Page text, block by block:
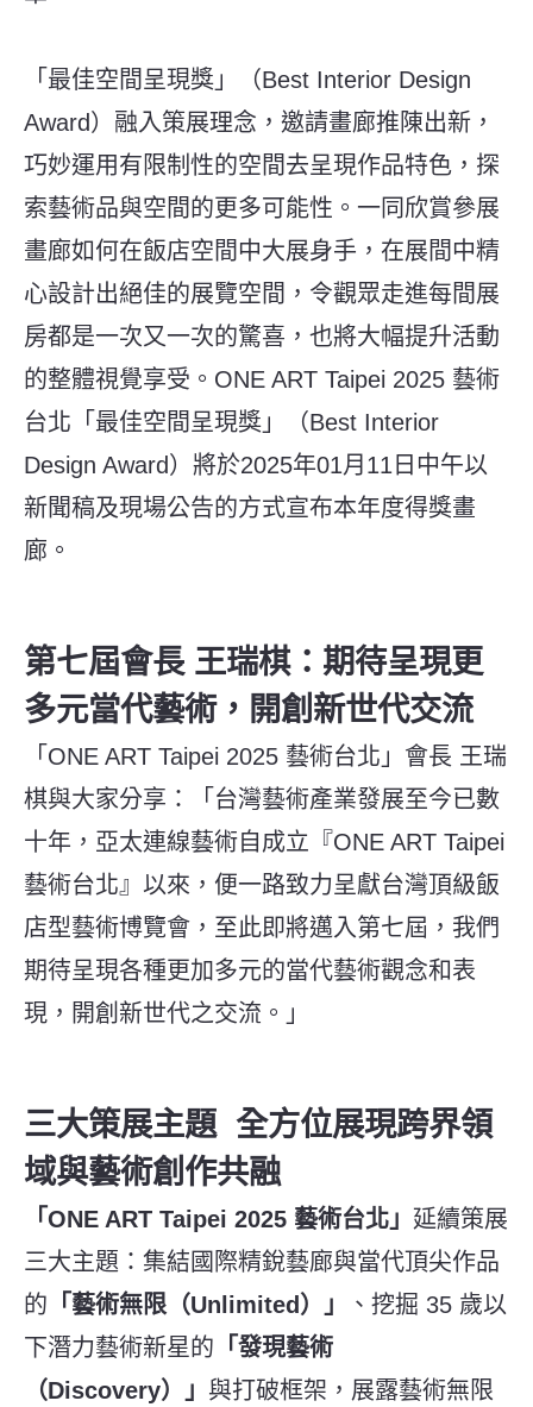
「最佳空間呈現獎」（Best Interior Design
Award）融入策展理念，邀請畫廊推陳出新，
巧妙運用有限制性的空間去呈現作品特色，探
索藝術品與空間的更多可能性。一同欣賞參展
畫廊如何在飯店空間中大展身手，在展間中精
心設計出絕佳的展覽空間，令觀眾走進每間展
房都是一次又一次的驚喜，也將大幅提升活動
的整體視覺享受。ONE ART Taipei 2025 藝術
台北「最佳空間呈現獎」（Best Interior
Design Award）將於2025年01月11日中午以
新聞稿及現場公告的方式宣布本年度得獎畫
廊。
第七屆會長 王瑞棋：期待呈現更
多元當代藝術，開創新世代交流
「ONE ART Taipei 2025 藝術台北」會長 王瑞
棋與大家分享：「台灣藝術產業發展至今已數
十年，亞太連線藝術自成立『ONE ART Taipei
藝術台北』以來，便一路致力呈獻台灣頂級飯
店型藝術博覽會，至此即將邁入第七屆，我們
期待呈現各種更加多元的當代藝術觀念和表
現，開創新世代之交流。」
三大策展主題 全方位展現跨界領
域與藝術創作共融
「ONE ART Taipei 2025 藝術台北」 延續策展
三大主題：集結國際精銳藝廊與當代頂尖作品
的 「藝術無限（Unlimited）」
、挖掘 35 歲以
下潛力藝術新星的 「發現藝術
（Discovery）」 與打破框架，展露藝術無限